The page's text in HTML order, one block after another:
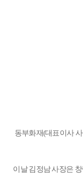
동부화재(대표이사
이날 김정남 사장은